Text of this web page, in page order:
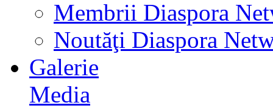
Membrii Diaspora
Noutăţi Diaspora
Galerie
Media